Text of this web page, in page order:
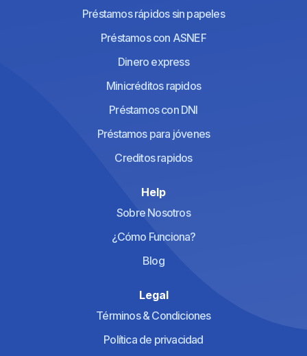
Préstamos rápidos sin papeles
Préstamos con ASNEF
Dinero express
Minicréditos rapidos
Préstamos con DNI
Préstamos para jóvenes
Creditos rapidos
Help
Sobre Nosotros
¿Cómo Funciona?
Blog
Legal
Términos & Condiciones
Política de privacidad